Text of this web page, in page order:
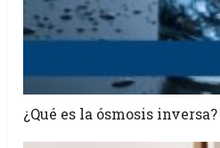
¿Qué es la ósmosis inversa?